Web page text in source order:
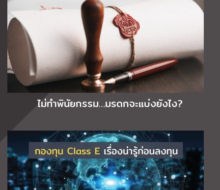
ไม่ทำพินัยกรรม…มรดกจะแบ่งยังไง?